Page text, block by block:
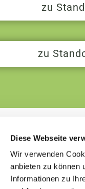
Diese Webseite
Wir verwenden
anbieten zu können
Informationen zu
zu
zu